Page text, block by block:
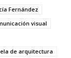
Fernández
visual
de arquitectura